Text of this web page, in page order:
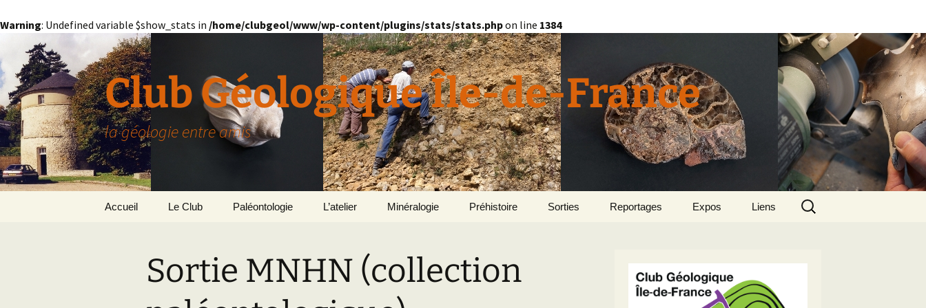
Warning: Undefined variable $show_stats in /home/clubgeol/www/wp-content/plugins/stats/stats.phpon line 1384
au
contenu
Club Géologique Île-de-France
la géologie entre amis
Accueil Le Club
Paris
Grignon
Paléontologie
Le Bassin Parisien
Géomorphologie du
Bassin parisien
GRIGNON – 78 Le Domaine de Grignon
L’atelier Minéralogie
Pétrographie
Préhistoire Sorties Reportages Expos Liens
Rechercher :
Sortie MNHN (collection